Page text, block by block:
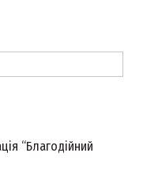
“Благодійний